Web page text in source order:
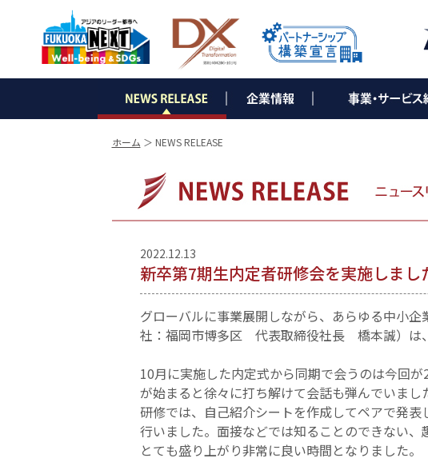
ホーム ＞ NEWS RELEASE
2022.12.13
新卒第7期生内定者研修会を実施しまし
グローバルに事業展開しながら、あらゆる中小
社：福岡市博多区 代表取締役社長 橋本誠）は
10月に実施した内定式から同期で会うのは今回
が始まると徐々に打ち解けて会話も弾んでいまし
研修では、自己紹介シートを作成してペアで発
行いました。面接などでは知ることのできない、
とても盛り上がり非常に良い時間となりました。